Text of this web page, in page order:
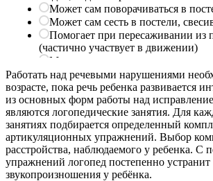
Работать над речевыми нарушениями
возрасте, пока речь ребенка развивается
из основных форм работы над
являются логопедические занятия. Для
занятиях подбирается определенный
артикуляционных упражнений. Выбор
расстройства, наблюдаемого у ребенка. С
упражнений логопед постепенно
звукопроизношения у ребёнка.